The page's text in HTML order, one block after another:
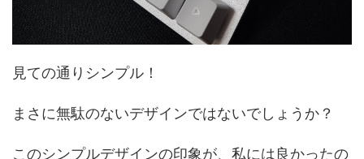
見ての通りシンプル！
まさに無駄のないデザインではないでしょうか？
このシンプルデザインの印象が、私には良かったの